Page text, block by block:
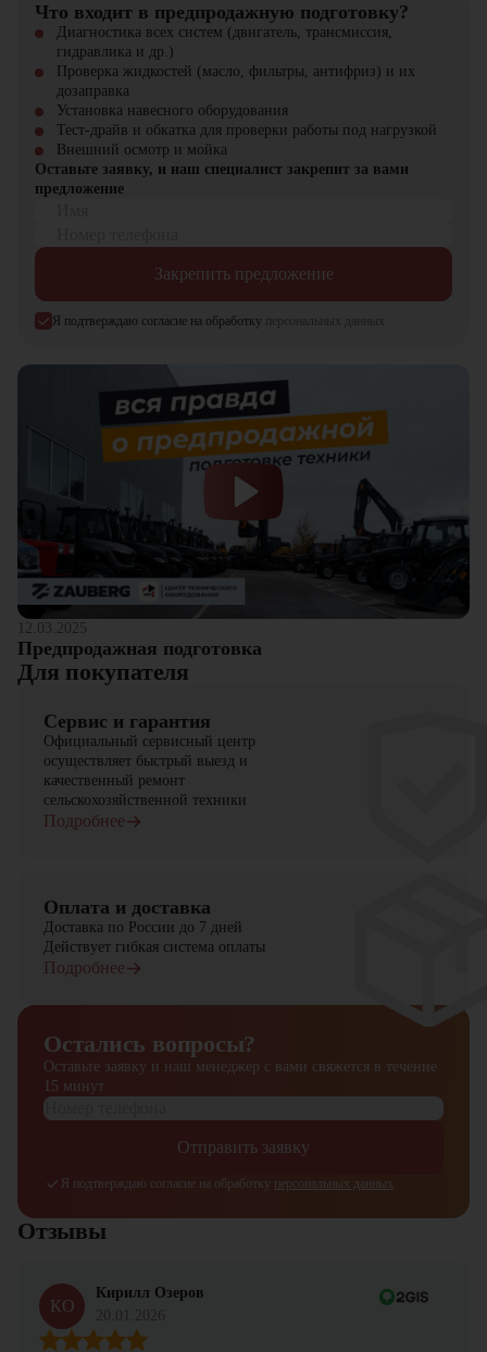
планировка территории
Дорожное строительство и благоустройство
Коммунальные работы: уборка и обслуживание городской
инфраструктуры
Сельское хозяйство: погрузка и транспортировка сыпучих
материалов
Промышленные объекты: погрузочно-разгрузочные работы
Экскаватор-погрузчик John Deere 325 сочетает высокую мощность,
надежность и универсальность. Он повышает эффективность
Экскаватор-погрузчик John Deere 325
». Компания является официальным дилером и предлагает
новые модели техники. На нашем сайте представлен широкий
выбор спецтехники, вилочной и малой складской техники,
Что входит в предпродажную подготовку?
Диагностика всех систем (двигатель, трансмиссия,
гидравлика и др.)
Проверка жидкостей (масло, фильтры, антифриз) и их
дозаправка
Установка навесного оборудования
Тест-драйв и обкатка для проверки работы под нагрузкой
Внешний осмотр и мойка
Оставьте заявку, и наш специалист закрепит за вами
предложение
Закрепить предложение
Я подтверждаю согласие на обработку персональных данных
12.03.2025
Предпродажная подготовка
Для покупателя
Сервис и гарантия
Официальный сервисный центр
осуществляет быстрый выезд и
качественный ремонт
сельскохозяйственной техники
Подробнее
Оплата и доставка
Доставка по России до 7 дней
Действует гибкая система оплаты
Подробнее
Остались вопросы?
Оставьте заявку и наш менеджер с вами свяжется в течение
15 минут
Отправить заявку
Я подтверждаю согласие на обработку персональных данных
Отзывы
КО
Кирилл Озеров